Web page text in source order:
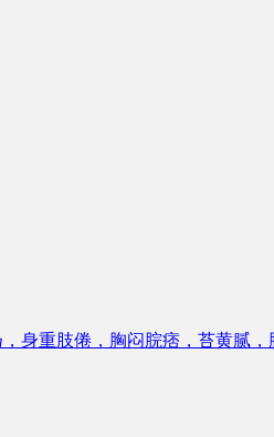
身重肢倦，胸闷脘痞，苔黄腻